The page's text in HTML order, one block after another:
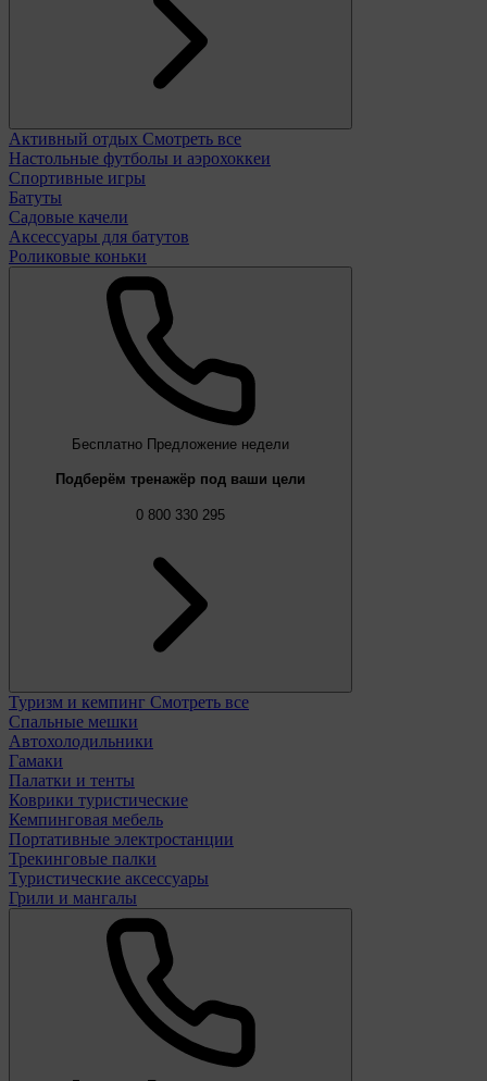
Активный отдых Смотреть все
Настольные футболы и аэрохоккеи
Спортивные игры
Батуты
Садовые качели
Аксессуары для батутов
Роликовые коньки
Бесплатно Предложение недели
Подберём тренажёр под ваши цели
0 800 330 295
Туризм и кемпинг Смотреть все
Спальные мешки
Автохолодильники
Гамаки
Палатки и тенты
Коврики туристические
Кемпинговая мебель
Портативные электростанции
Трекинговые палки
Туристические аксессуары
Грили и мангалы